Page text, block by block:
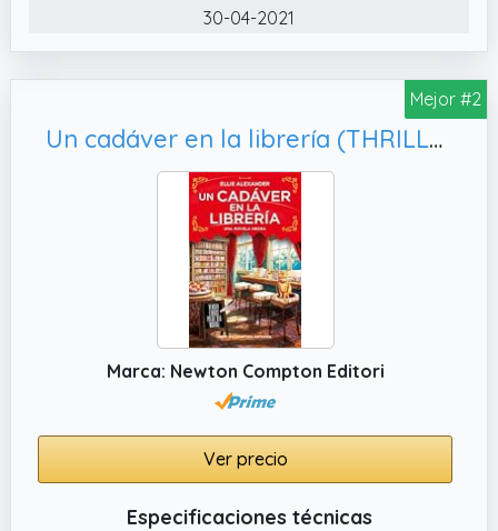
30-04-2021
Mejor #2
Un cadáver en la librería (THRILLER)
Marca: Newton Compton Editori
Ver precio
Especificaciones técnicas